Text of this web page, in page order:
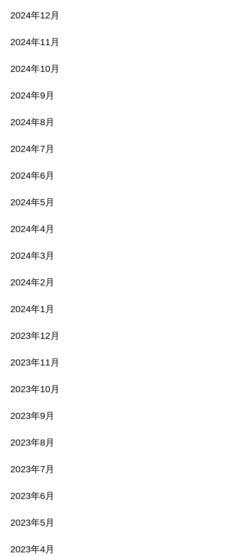
2024年12月
2024年11月
2024年10月
2024年9月
2024年8月
2024年7月
2024年6月
2024年5月
2024年4月
2024年3月
2024年2月
2024年1月
2023年12月
2023年11月
2023年10月
2023年9月
2023年8月
2023年7月
2023年6月
2023年5月
2023年4月